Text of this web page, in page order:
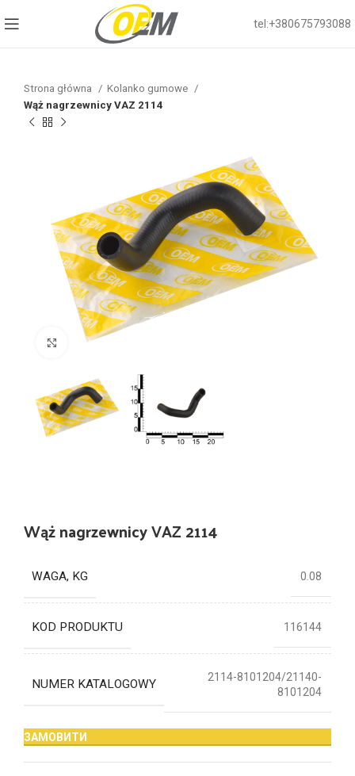
tel:+380675793088
Strona główna
Kolanko gumowe
Wąż nagrzewnicy VAZ 2114
Click to enlarge
Wąż nagrzewnicy VAZ 2114
WAGA, KG 0.08
KOD PRODUKTU 116144
NUMER KATALOGOWY
2114-8101204/21140-
8101204
ЗАМОВИТИ